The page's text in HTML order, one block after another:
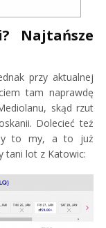
Najtańsze
przy aktualnej
tam naprawdę
skąd rzut
Dolecieć też
to my, a to już
tani lot z Katowic: